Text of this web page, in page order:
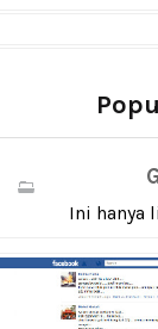
Ini hanya